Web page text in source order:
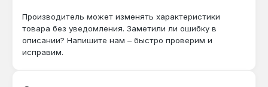
Да — абразив на основе оксида алюминия и
толщина 1,6 мм позволяют резать
нержавеющую сталь толщиной до 3 мм без
перегрева.
Производитель может изменять характеристики
товара без уведомления. Заметили ли ошибку в
описании? Напишите нам – быстро проверим и
исправим.